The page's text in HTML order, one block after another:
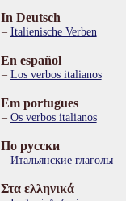
In Deutsch
Italienische Verben
En español
Los verbos italianos
Em portugues
Os verbos italianos
По русски
Итальянские глаголы
Στα ελληνικά